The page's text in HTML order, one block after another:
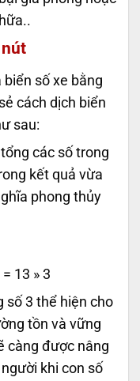
số xe bằng
cách dịch biển
sau:
các số trong
kết quả vừa
phong thủy
13 » 3
số 3 thể hiện cho
tồn và vững
càng được nâng
khi con số